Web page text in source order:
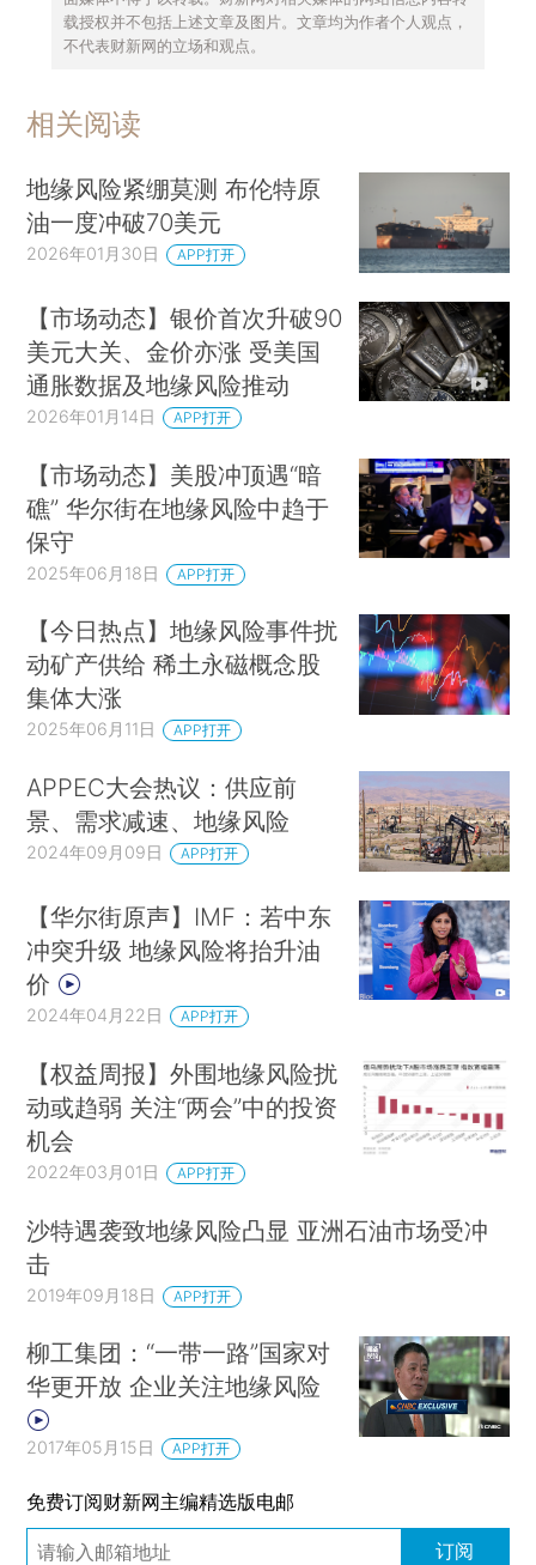
载授权并不包括上述文章及图片。文章均为作者个人观点，
不代表财新网的立场和观点。
相关阅读
地缘风险紧绷莫测 布伦特原
油一度冲破70美元
2026年01月30日 APP打开
【市场动态】银价首次升破90
美元大关、金价亦涨 受美国
通胀数据及地缘风险推动
2026年01月14日 APP打开
【市场动态】美股冲顶遇“暗
礁” 华尔街在地缘风险中趋于
保守
2025年06月18日 APP打开
【今日热点】地缘风险事件扰
动矿产供给 稀土永磁概念股
集体大涨
2025年06月11日 APP打开
APPEC大会热议：供应前
景、需求减速、地缘风险
2024年09月09日 APP打开
【华尔街原声】IMF：若中东
冲突升级 地缘风险将抬升油
价
2024年04月22日 APP打开
【权益周报】外围地缘风险扰
动或趋弱 关注“两会”中的投资
机会
2022年03月01日 APP打开
沙特遇袭致地缘风险凸显 亚洲石油市场受冲
击
2019年09月18日 APP打开
柳工集团：“一带一路”国家对
华更开放 企业关注地缘风险
2017年05月15日 APP打开
免费订阅财新网主编精选版电邮
订阅